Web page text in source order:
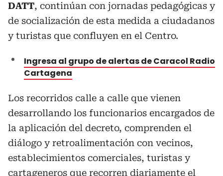
DATT, continúan con jornadas pedagógicas y
de socialización de esta medida a ciudadanos
y turistas que confluyen en el Centro.
Ingresa al grupo de alertas de Caracol Radio
Cartagena
Los recorridos calle a calle que vienen
desarrollando los funcionarios encargados de
la aplicación del decreto, comprenden el
diálogo y retroalimentación con vecinos,
establecimientos comerciales, turistas y
cartageneros que recorren diariamente el